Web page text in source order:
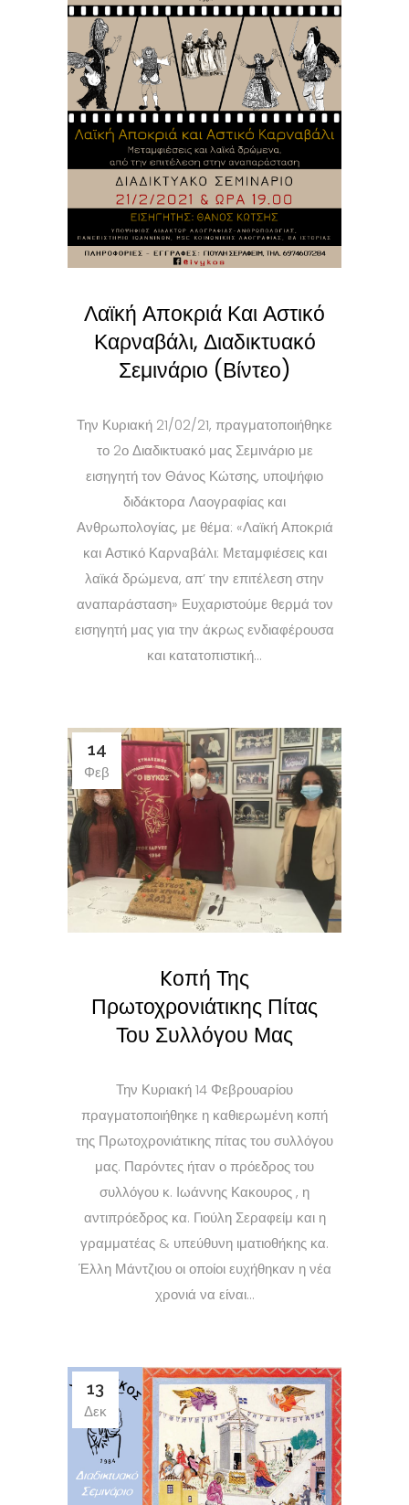
Λαϊκή Αποκριά Και Αστικό
Καρναβάλι, Διαδικτυακό
Σεμινάριο (Βίντεο)
Την Κυριακή 21/02/21, πραγματοποιήθηκε
το 2ο Διαδικτυακό μας Σεμινάριο με
εισηγητή τον Θάνος Κώτσης, υποψήφιο
διδάκτορα Λαογραφίας και
Ανθρωπολογίας, με θέμα: «Λαϊκή Αποκριά
και Αστικό Καρναβάλι: Μεταμφιέσεις και
λαϊκά δρώμενα, απ’ την επιτέλεση στην
αναπαράσταση» Ευχαριστούμε θερμά τον
εισηγητή μας για την άκρως ενδιαφέρουσα
και κατατοπιστική...
14
Φεβ
Kοπή Της
Πρωτοχρονιάτικης Πίτας
Του Συλλόγου Μας
Την Κυριακή 14 Φεβρουαρίου
πραγματοποιήθηκε η καθιερωμένη κοπή
της Πρωτοχρονιάτικης πίτας του συλλόγου
μας. Παρόντες ήταν ο πρόεδρος του
συλλόγου κ. Ιωάννης Κακουρος , η
αντιπρόεδρος κα. Γιούλη Σεραφείμ και η
γραμματέας & υπεύθυνη ιματιοθήκης κα.
Έλλη Μάντζιου οι οποίοι ευχήθηκαν η νέα
χρονιά να είναι...
13
Δεκ